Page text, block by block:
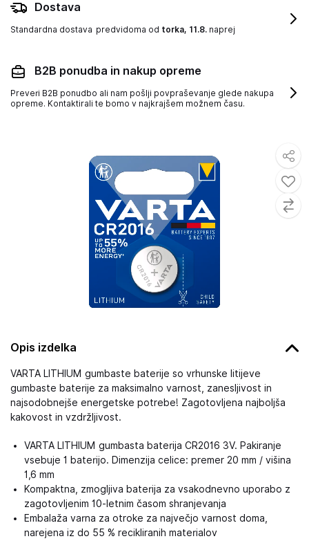
Opis izdelka
VARTA LITHIUM gumbaste baterije so vrhunske litijeve
gumbaste baterije za maksimalno varnost, zanesljivost in
najsodobnejše energetske potrebe! Zagotovljena najboljša
kakovost in vzdržljivost.
VARTA LITHIUM gumbasta baterija CR2016 3V. Pakiranje
vsebuje 1 baterijo. Dimenzija celice: premer 20 mm / višina
1,6 mm
Kompaktna, zmogljiva baterija za vsakodnevno uporabo z
zagotovljenim 10-letnim časom shranjevanja
Embalaža varna za otroke za največjo varnost doma,
narejena iz do 55 % recikliranih materialov
Dostava
Standardna dostava predvidoma od torka, 11.8. naprej
B2B ponudba in nakup opreme
Preveri B2B ponudbo ali nam pošlji povpraševanje glede nakupa
opreme. Kontaktirali te bomo v najkrajšem možnem času.